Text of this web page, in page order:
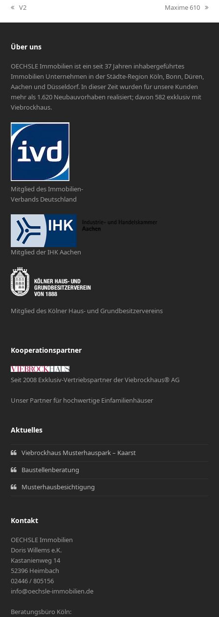
vorheriger
Beitrag:
V2
Nächster
Beitrag:
Maxime 610
Über uns
OECHSLE Immobilien ist ein seit 37 Jahren inhabergeführtes
Immobilien Unternehmen in der Städte-Region Köln, Bonn, Düren,
Aachen und Düsseldorf. In dieser Zeit wurden für unsere Kunden
mehr als 1.620 Neubauvorhaben realisiert; davon 582 exklusiv mit
Viebrockhaus.
Mitglied des Immobilien-
Verbands Deutschland
Mitglied der IHK Aachen
Mitglied des Kölner Haus- und Grundbesitzervereins
Kooperationspartner
Seit 2008 Exklusiv-Vertriebspartner der Viebrockhaus® AG
Unser Partner für hochwertige Einfamilienhäuser
Aktuelles
Viebrockhaus Musterhauspark – Kaarst
Baustellenberatung
Musterhausbesichtigung
Kontakt
OECHSLE Immobilien
Doris Willems e.K.
Kastanienweg 14
52396 Heimbach
02446 / 805156
info@oechsle-immobilien.de
Beratungsbüro Köln: